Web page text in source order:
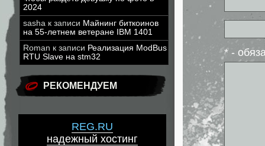
2024
sasha к записи Майнинг биткоинов
на 55-летнем ветеране IBM 1401
Roman к записи Реализация ModBus
RTU Slave на stm32
РЕКОМЕНДУЕМ
REG.RU
надежный хостинг
* -